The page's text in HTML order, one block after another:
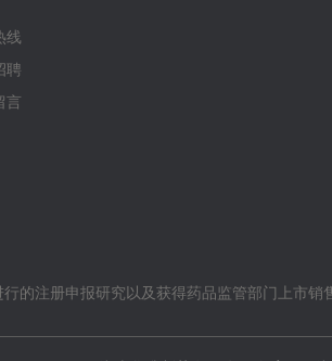
线
聘
言
的注册申报研究以及获得药品监管部门上市销